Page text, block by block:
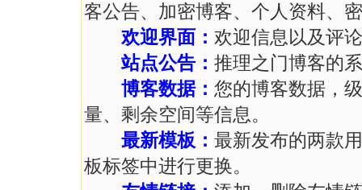
客公告、加密博客、个人资料、
欢迎界面： 欢迎信息以及评
站点公告： 推理之门博客的
博客数据： 您的博客数据，
量、剩余空间等信息。
最新模板： 最新发布的两款
板标签中进行更换。